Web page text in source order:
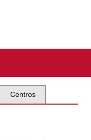
Centros